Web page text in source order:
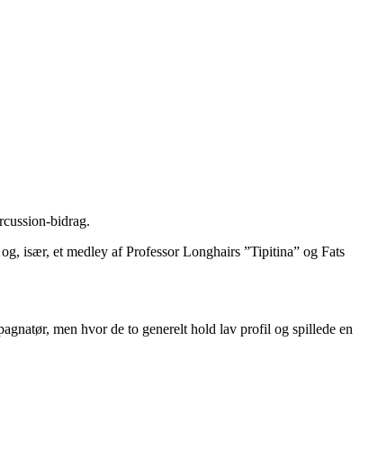
bidrag.
især, et medley af Professor Longhairs ”Tipitina” og Fats
men hvor de to generelt hold lav profil og spillede en